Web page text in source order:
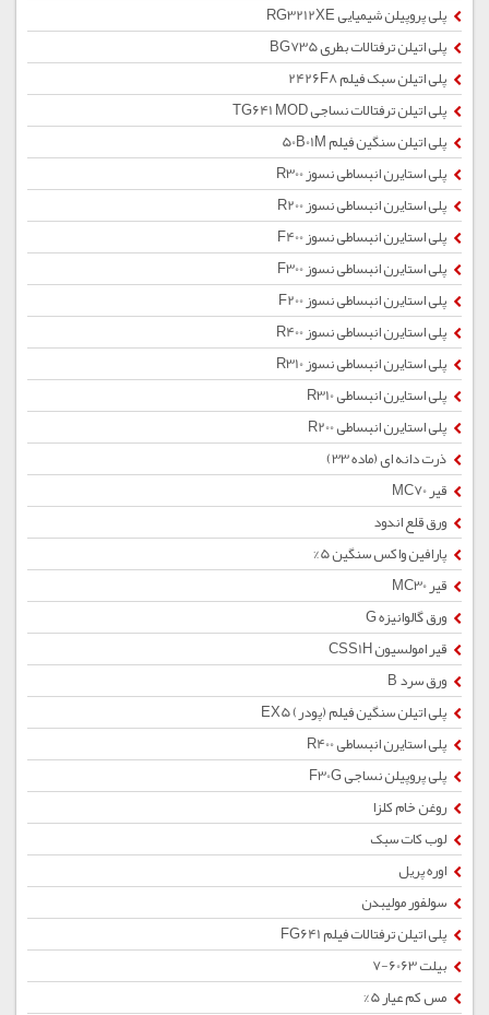
پلی پروپیلن شیمیایی RG3212XE
پلی اتیلن ترفتالات بطری BG735
پلی اتیلن سبک فیلم 2426F8
پلی اتیلن ترفتالات نساجی TG641 MOD
پلی اتیلن سنگین فیلم 50B01M
پلی استایرن انبساطی نسوز R300
پلی استایرن انبساطی نسوز R200
پلی استایرن انبساطی نسوز F400
پلی استایرن انبساطی نسوز F300
پلی استایرن انبساطی نسوز F200
پلی استایرن انبساطی نسوز R400
پلی استایرن انبساطی نسوز R310
پلی استایرن انبساطی R310
پلی استایرن انبساطی R200
ذرت دانه ای (ماده 33)
قیر MC70
ورق قلع اندود
پارافین واکس سنگین 5%
قیر MC30
ورق گالوانیزه G
قیر امولسیون CSS1H
ورق سرد B
پلی اتیلن سنگین فیلم (پودر) EX5
پلی استایرن انبساطی R400
پلی پروپیلن نساجی F30G
روغن خام کلزا
لوب کات سبک
اوره پریل
سولفور مولیبدن
پلی اتیلن ترفتالات فیلم FG641
بیلت 6063-7
مس کم عیار 5%